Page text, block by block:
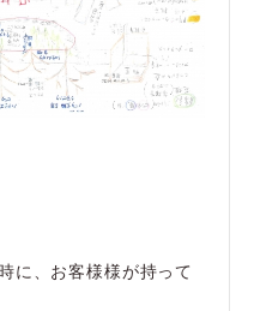
に、お客様様が持って